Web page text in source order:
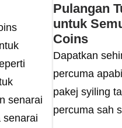
senarai
senarai
Pulangan
untuk
Coins
Dapatkan
percuma
pakej syiling
percuma sah